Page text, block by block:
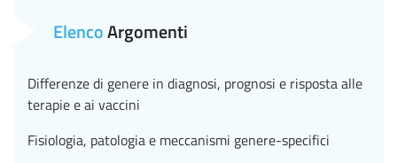
ElencoArgomenti
Differenze di genere in diagnosi, prognosi e risposta alle
terapie e ai vaccini
Fisiologia, patologia e meccanismi genere-specifici